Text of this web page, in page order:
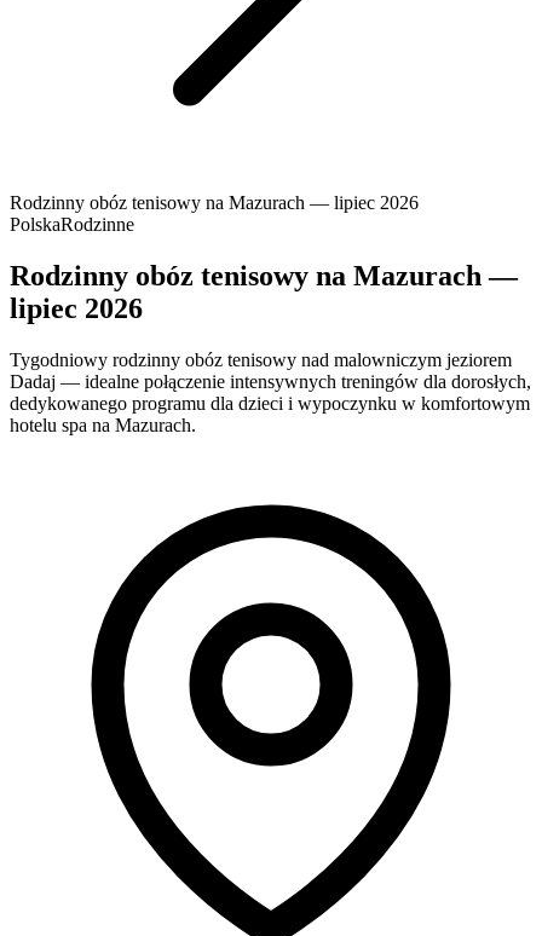
Rodzinny obóz tenisowy na Mazurach — lipiec 2026
PolskaRodzinne
Rodzinny obóz tenisowy na Mazurach —
lipiec 2026
Tygodniowy rodzinny obóz tenisowy nad malowniczym jeziorem
Dadaj — idealne połączenie intensywnych treningów dla dorosłych,
dedykowanego programu dla dzieci i wypoczynku w komfortowym
hotelu spa na Mazurach.